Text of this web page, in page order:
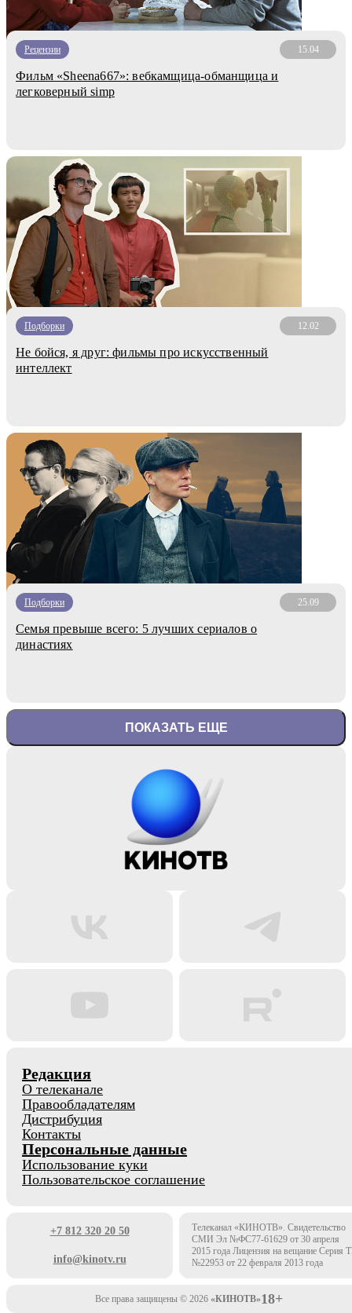
Рецензии 15.04
Фильм «Sheena667»: вебкамщица-обманщица и
легковерный simp
Подборки 12.02
Не бойся, я друг: фильмы про искусственный
интеллект
Подборки 25.09
Семья превыше всего: 5 лучших сериалов о
династиях
ПОКАЗАТЬ ЕЩЕ
Редакция
О телеканале
Правообладателям
Дистрибуция
Контакты
Персональные данные
Использование куки
Пользовательское соглашение
+7 812 320 20 50
info@kinotv.ru
Телеканал «КИНОТВ». Свидетельство
СМИ Эл №ФС77-61629 от 30 апреля
2015 года Лицензия на вещание Серия
№22953 от 22 февраля 2013 года
Все права защищены © 2026 «КИНОТВ»18+